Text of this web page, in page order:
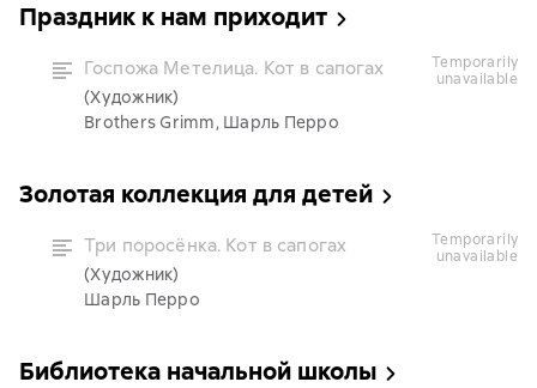
Праздник к нам приходит
Госпожа Метелица. Кот в сапогах
(Художник)
Brothers Grimm, Шарль Перро
temporarily
unavailable
Золотая коллекция для детей
Три поросёнка. Кот в сапогах
(Художник)
Шарль Перро
temporarily
unavailable
Библиотека начальной школы